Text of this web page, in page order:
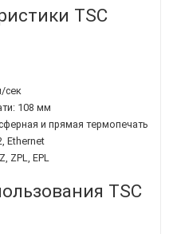
TSC
сек
108 мм
и прямая термопечать
Ethernet
ZPL, EPL
TSC